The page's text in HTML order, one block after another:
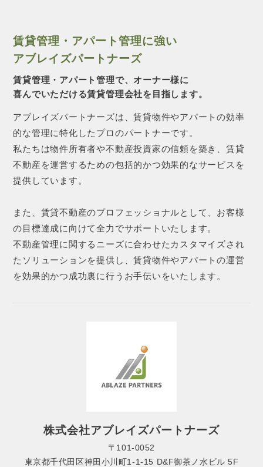
賃貸管理・アパート管理に強い
アブレイズパートナーズ
賃貸管理・アパート管理で、オーナー様に
喜んでいただける賃貸管理会社を目指します。
アブレイズパートナーズは、賃貸物件やアパートの効率
的な管理に特化したプロのパートナーです。
私たちは物件所有者や不動産投資家の信頼を築き、賃貸
不動産を運営するための包括的かつ効果的なサービスを
提供しています。
また、賃貸不動産のプロフェッショナルとして、お客様
の目標達成に向けて全力でサポートいたします。
不動産管理に関するニーズに合わせたカスタマイズされ
たソリューションを提供し、賃貸物件やアパートの運営
を効果的かつ成功裏に行うお手伝いをいたします。
株式会社アブレイズパートナーズ
〒101-0052
東京都千代田区神田小川町1-1-15 D&F御茶ノ水ビル 5F